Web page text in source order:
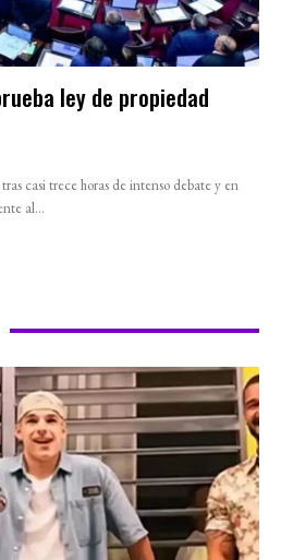
ley de propiedad
casi trece horas de intenso debate y en
al...